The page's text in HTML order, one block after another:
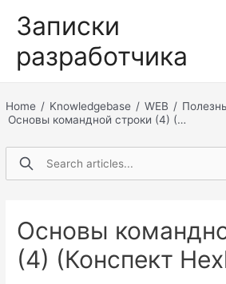
содержимому
Записки
разработчика
Home / Knowledgebase / WEB /
Основы командной строки (4) (…
Основы
(4) (Конспект